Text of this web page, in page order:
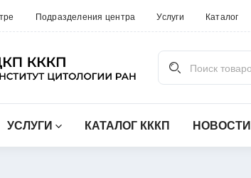
Подразделения центра Услуги Каталог
Поиск товаров
УСЛУГИ КАТАЛОГ КККП НОВОСТИ